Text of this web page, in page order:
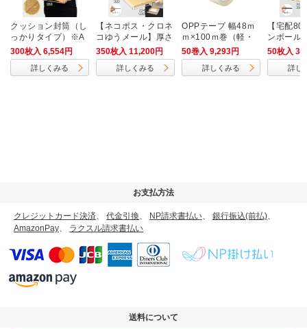
クッション封筒（し
っかりタイプ）※A
4不可
300枚入 6,554円
詳しくみる
【ネコポス・クロネ
コゆうメール】厚さ
2cm・ヤッコ型ケー
ス（A4サイズ）
350枚入 11,200円
詳しくみる
OPPテープ 幅48ｍ
ｍ×100ｍ巻（軽・
中梱包用／0.042m
m厚）
50巻入 9,293円
詳しくみる
【宅配
ンボール
4）
50枚入
詳し
お支払方法
クレジットカード決済、 代金引換、 NP請求書払い、 銀行振込(前払)、
AmazonPay、 ラクスル請求書払い
送料について